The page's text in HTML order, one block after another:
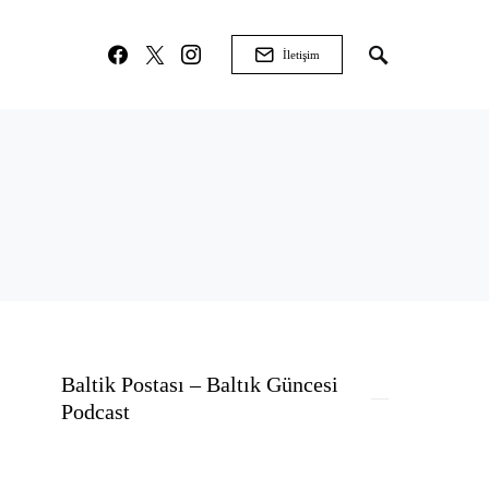
İletişim
Baltik Postası – Baltık Güncesi
Podcast